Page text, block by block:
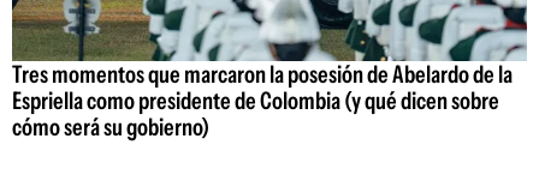
Tres momentos que marcaron la posesión de Abelardo de la
Espriella como presidente de Colombia (y qué dicen sobre
cómo será su gobierno)